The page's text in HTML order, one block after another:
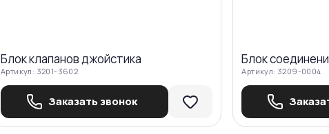
Блок клапанов джойстика
Артикул: 3201-3602
Заказать звонок
Блок
Артикул: 3209-0004